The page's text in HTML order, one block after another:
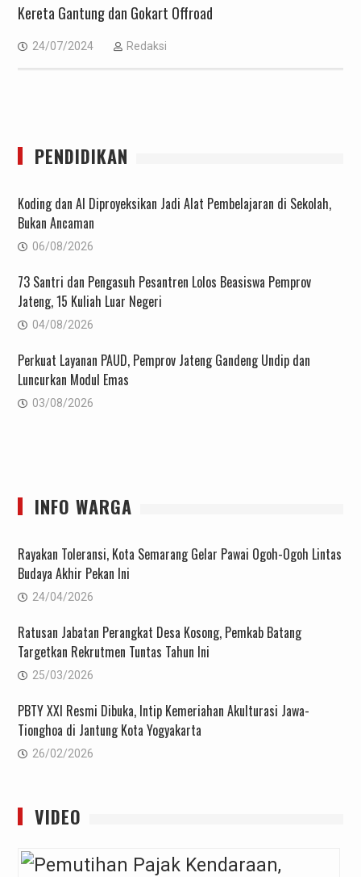
Kereta Gantung dan Gokart Offroad
24/07/2024 Redaksi
PENDIDIKAN
Koding dan AI Diproyeksikan Jadi Alat Pembelajaran di Sekolah,
Bukan Ancaman
06/08/2026
73 Santri dan Pengasuh Pesantren Lolos Beasiswa Pemprov
Jateng, 15 Kuliah Luar Negeri
04/08/2026
Perkuat Layanan PAUD, Pemprov Jateng Gandeng Undip dan
Luncurkan Modul Emas
03/08/2026
INFO WARGA
Rayakan Toleransi, Kota Semarang Gelar Pawai Ogoh-Ogoh Lintas
Budaya Akhir Pekan Ini
24/04/2026
Ratusan Jabatan Perangkat Desa Kosong, Pemkab Batang
Targetkan Rekrutmen Tuntas Tahun Ini
25/03/2026
PBTY XXI Resmi Dibuka, Intip Kemeriahan Akulturasi Jawa-
Tionghoa di Jantung Kota Yogyakarta
26/02/2026
VIDEO